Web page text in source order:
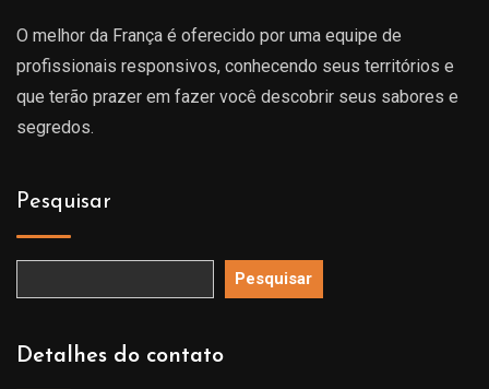
O melhor da França é oferecido por uma equipe de
profissionais responsivos, conhecendo seus territórios e
que terão prazer em fazer você descobrir seus sabores e
segredos.
Pesquisar
Pesquisar
Detalhes do contato